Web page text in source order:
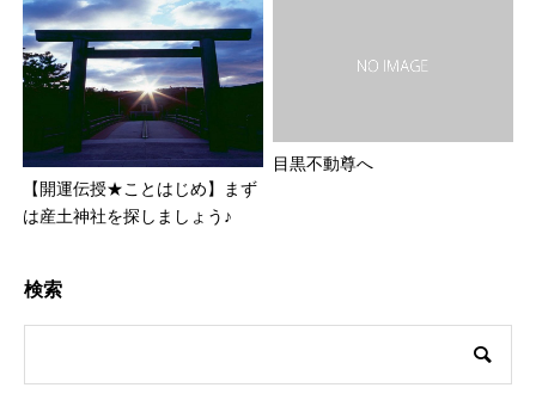
【開運伝授★ことはじめ】まず
は産土神社を探しましょう♪
目黒不動尊へ
検索